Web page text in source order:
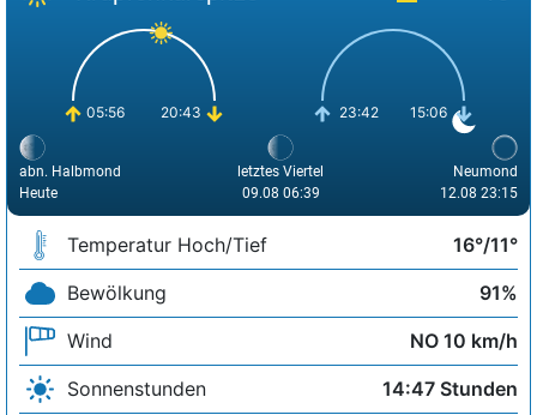
05:56 20:43 23:42 15:06
abn. Halbmond
Heute
letztes Viertel
09.08 06:39
Neumond
12.08 23:15
Temperatur Hoch/Tief
16°/11°
Bewölkung
91%
Wind
NO 10 km/h
Sonnenstunden
14:47 Stunden